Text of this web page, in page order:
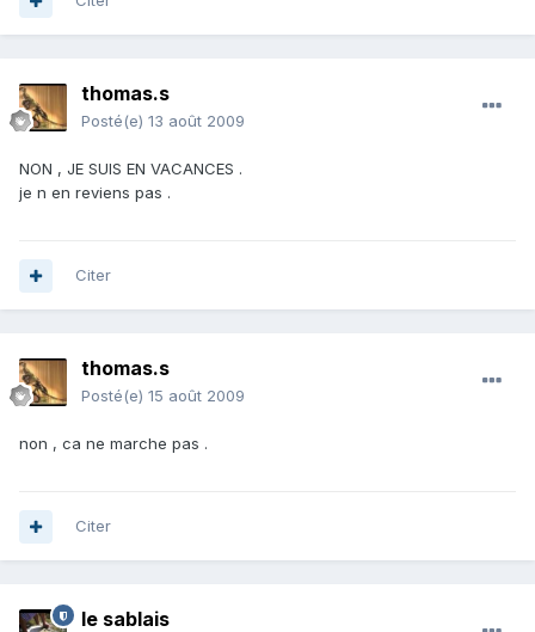
thomas.s
Posté(e) 13 août 2009
NON , JE SUIS EN VACANCES .
je n en reviens pas .
Citer
thomas.s
Posté(e) 15 août 2009
non , ca ne marche pas .
Citer
le sablais